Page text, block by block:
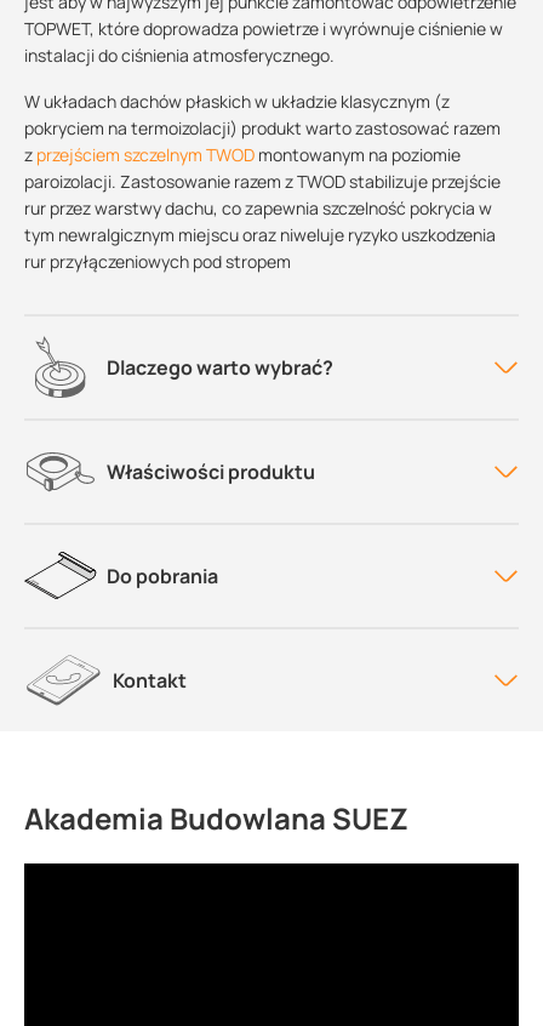
TOPWET, które doprowadza powietrze i wyrównuje ciśnienie w
instalacji do ciśnienia atmosferycznego.
W układach dachów płaskich w układzie klasycznym (z
pokryciem na termoizolacji) produkt warto zastosować razem
z przejściem szczelnym TWOD montowanym na poziomie
paroizolacji. Zastosowanie razem z TWOD stabilizuje przejście
rur przez warstwy dachu, co zapewnia szczelność pokrycia w
tym newralgicznym miejscu oraz niweluje ryzyko uszkodzenia
rur przyłączeniowych pod stropem
Dlaczego warto wybrać?
Właściwości produktu
Do pobrania
Kontakt
Akademia Budowlana SUEZ